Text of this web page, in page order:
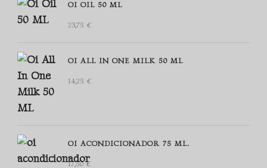
OI OIL 50 ML
23,75 €
OI ALL IN ONE MILK 50 ML
14,25 €
OI ACONDICIONADOR 75 ML.
17,50€